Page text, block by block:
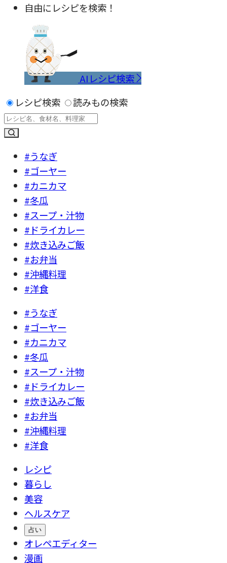
自由にレシピを検索！
AIレシピ検索
レシピ検索
読みもの検索
#うなぎ
#ゴーヤー
#カニカマ
#冬瓜
#スープ・汁物
#ドライカレー
#炊き込みご飯
#お弁当
#沖縄料理
#洋食
#うなぎ
#ゴーヤー
#カニカマ
#冬瓜
#スープ・汁物
#ドライカレー
#炊き込みご飯
#お弁当
#沖縄料理
#洋食
レシピ
暮らし
美容
ヘルスケア
占い
オレペエディター
漫画